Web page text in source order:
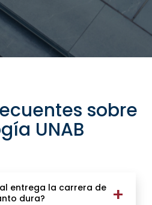
sobre
UNAB
entrega la carrera de
dura?